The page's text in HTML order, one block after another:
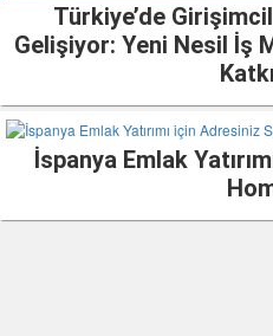
Türkiye’de
Gelişiyor: Yeni Nesil İş
İspanya Emlak